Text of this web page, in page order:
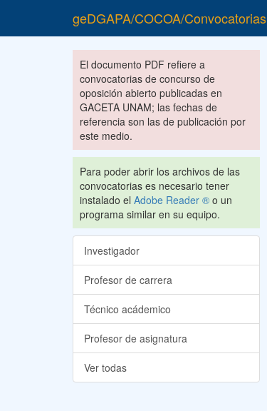
geDGAPA/COCOA/Convocatorias
El documento PDF refiere a
convocatorias de concurso de
oposición abierto publicadas en
GACETA UNAM; las fechas de
referencia son las de publicación por
este medio.
Para poder abrir los archivos de las
convocatorias es necesario tener
instalado el Adobe Reader ® o un
programa similar en su equipo.
Investigador
Profesor de carrera
Técnico acádemico
Profesor de asignatura
Ver todas